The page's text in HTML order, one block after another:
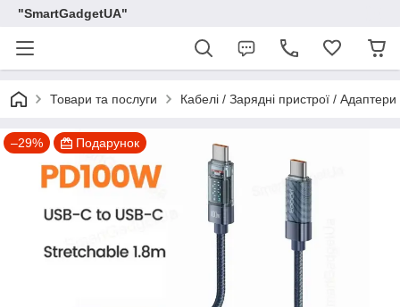
"SmartGadgetUA"
Товари та послуги Кабелі / Зарядні пристрої /
–29% Подарунок